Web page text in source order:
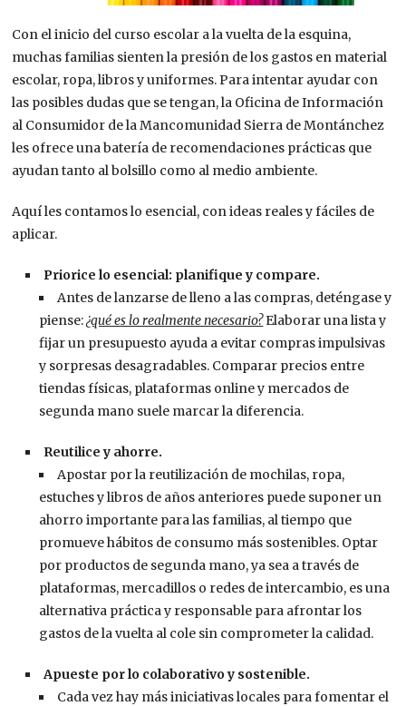
Con el inicio del curso escolar a la vuelta de la esquina,
muchas familias sienten la presión de los gastos en material
escolar, ropa, libros y uniformes. Para intentar ayudar con
las posibles dudas que se tengan, la Oficina de Información
al Consumidor de la Mancomunidad Sierra de Montánchez
les ofrece una batería de recomendaciones prácticas que
ayudan tanto al bolsillo como al medio ambiente.
Aquí les contamos lo esencial, con ideas reales y fáciles de
aplicar.
Priorice lo esencial: planifique y compare.
Antes de lanzarse de lleno a las compras, deténgase y
piense:¿qué es lo realmente necesario?Elaborar una lista y
fijar un presupuesto ayuda a evitar compras impulsivas
y sorpresas desagradables. Comparar precios entre
tiendas físicas, plataformas online y mercados de
segunda mano suele marcar la diferencia.
Reutilice y ahorre.
Apostar por la reutilización de mochilas, ropa,
estuches y libros de años anteriores puede suponer un
ahorro importante para las familias, al tiempo que
promueve hábitos de consumo más sostenibles. Optar
por productos de segunda mano, ya sea a través de
plataformas, mercadillos o redes de intercambio, es una
alternativa práctica y responsable para afrontar los
gastos de la vuelta al cole sin comprometer la calidad.
Apueste por lo colaborativo y sostenible.
Cada vez hay más iniciativas locales para fomentar el